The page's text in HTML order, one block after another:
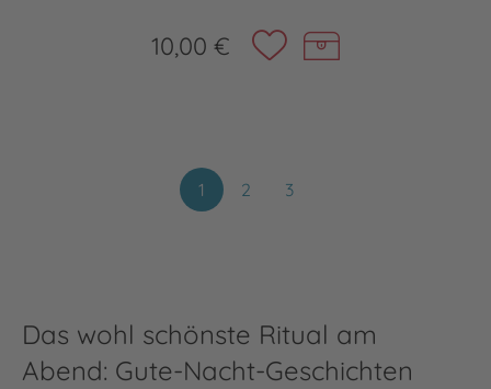
10,00 €
1 2 3
Das wohl schönste Ritual am
Abend: Gute-Nacht-Geschichten